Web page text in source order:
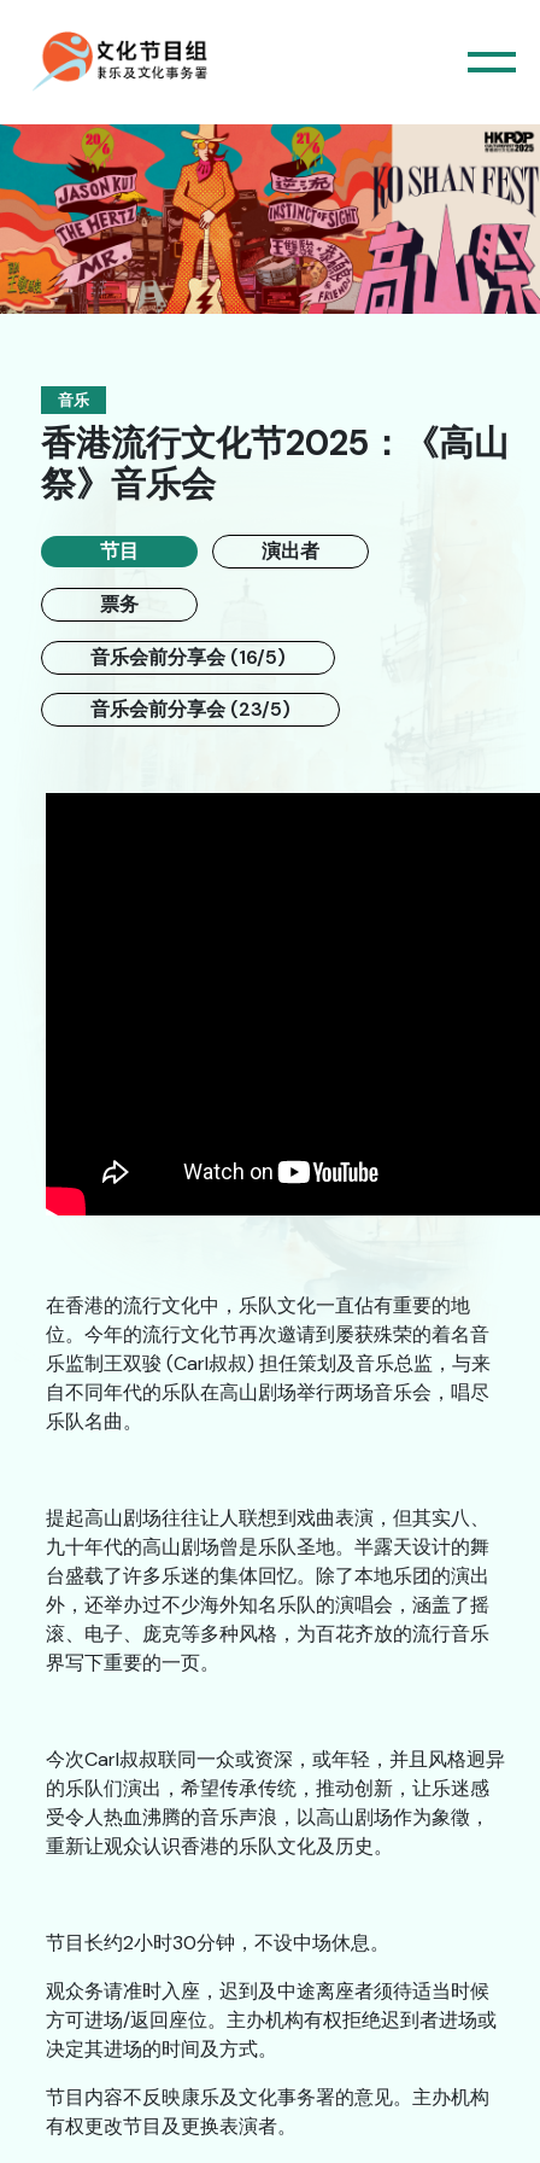
主页
音乐
舞蹈
跨媒体艺术
戏剧
合家欢
网站连结
联络我们
ENG A A
音乐
香港流行文化节2025：《高山
祭》音乐会
节目 演出者
票务
音乐会前分享会 (16/5)
音乐会前分享会 (23/5)
在香港的流行文化中，乐队文化一直佔有重要的地
位。今年的流行文化节再次邀请到屡获殊荣的着名音
乐监制王双骏 (Carl叔叔) 担任策划及音乐总监，与来
自不同年代的乐队在高山剧场举行两场音乐会，唱尽
乐队名曲。
提起高山剧场往往让人联想到戏曲表演，但其实八、
九十年代的高山剧场曾是乐队圣地。半露天设计的舞
台盛载了许多乐迷的集体回忆。除了本地乐团的演出
外，还举办过不少海外知名乐队的演唱会，涵盖了摇
滚、电子、庞克等多种风格，为百花齐放的流行音乐
界写下重要的一页。
今次Carl叔叔联同一众或资深，或年轻，并且风格迥异
的乐队们演出，希望传承传统，推动创新，让乐迷感
受令人热血沸腾的音乐声浪，以高山剧场作为象徵，
重新让观众认识香港的乐队文化及历史。
节目长约2小时30分钟，不设中场休息。
观众务请准时入座，迟到及中途离座者须待适当时候
方可进场/返回座位。主办机构有权拒绝迟到者进场或
决定其进场的时间及方式。
节目内容不反映康乐及文化事务署的意见。主办机构
有权更改节目及更换表演者。